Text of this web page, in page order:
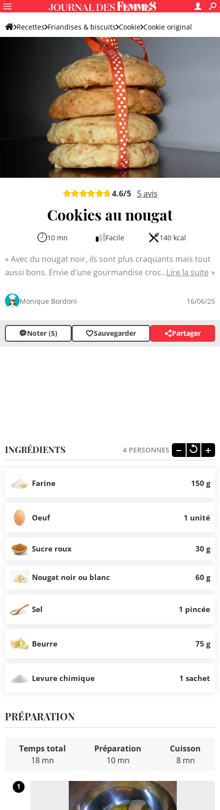
Recettes Friandises & biscuits Cookie Cookie original
4.6/5 5avis
Cookies au nougat
10 mn Facile 140 kcal
Avec du nougat noir, ils sont plus craquants mais tout
aussi bons. Envie d'une gourmandise croquante et
sauront ravir vos papilles. Inspirés de la tradition
nougat, qu'il soit noir ou blanc selon vos préférences.
Faciles à préparer, ces petits biscuits sont parfaits pour
Lire la suite
Monique Bordoni 16/06/25
Noter (5) Sauvegarder Partager
INGRÉDIENTS 4 PERSONNES
Farine 150 g
Oeuf 1 unité
Sucre roux 30 g
Nougat noir ou blanc 60 g
Sel 1 pincée
Beurre 75 g
Levure chimique 1 sachet
PRÉPARATION
Temps total
18 mn
Préparation
10 mn
Cuisson
8 mn
1